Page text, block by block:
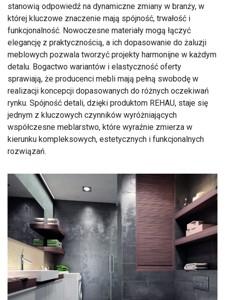
stanowią odpowiedź na dynamiczne zmiany w branży, w
której kluczowe znaczenie mają spójność, trwałość i
funkcjonalność. Nowoczesne materiały mogą łączyć
elegancję z praktycznością, a ich dopasowanie do żaluzji
meblowych pozwala tworzyć projekty harmonijne w każdym
detalu. Bogactwo wariantów i elastyczność oferty
sprawiają, że producenci mebli mają pełną swobodę w
realizacji koncepcji dopasowanych do różnych oczekiwań
rynku. Spójność detali, dzięki produktom REHAU, staje się
jednym z kluczowych czynników wyróżniających
współczesne meblarstwo, które wyraźnie zmierza w
kierunku kompleksowych, estetycznych i funkcjonalnych
rozwiązań.